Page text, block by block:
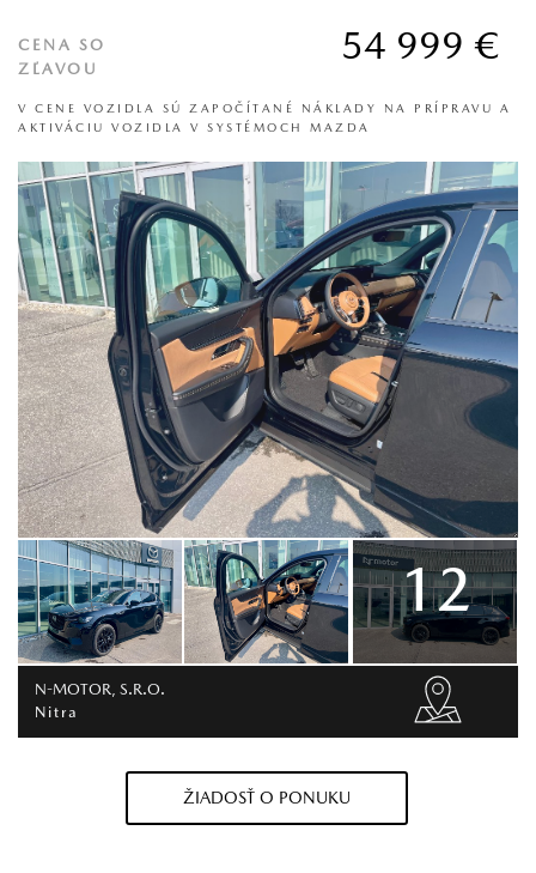
CENA SO
ZĽAVOU
54 999 €
V CENE VOZIDLA SÚ ZAPOČÍTANÉ NÁKLADY NA PRÍPRAVU A
AKTIVÁCIU VOZIDLA V SYSTÉMOCH MAZDA
12
N-MOTOR, S.R.O.
Nitra
ŽIADOSŤ O PONUKU